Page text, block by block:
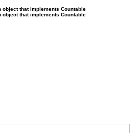
object that implements Countable
object that implements Countable